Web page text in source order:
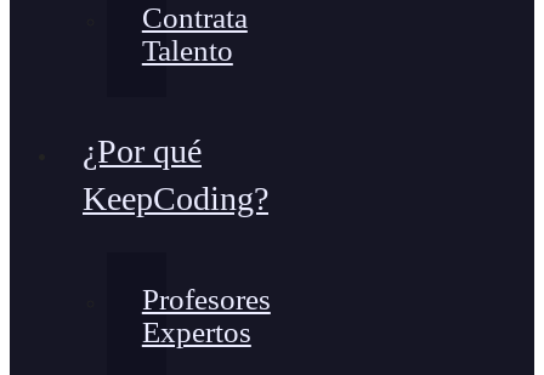
Contrata
Talento
¿Por qué
KeepCoding?
Profesores
Expertos